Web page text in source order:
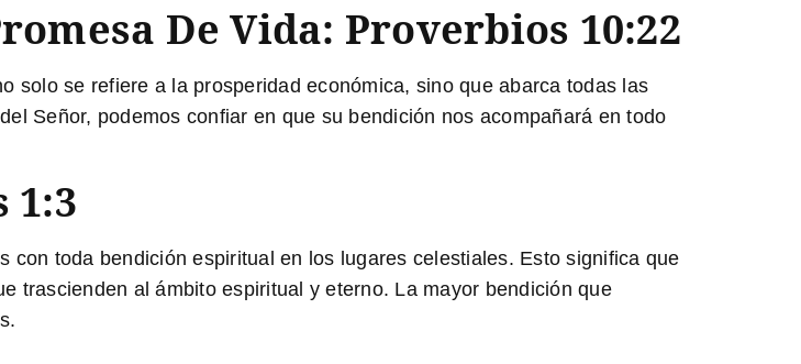
De Vida: Proverbios 10:22
solo se refiere a la prosperidad económica, sino que abarca todas las
Señor, podemos confiar en que su bendición nos acompañará en todo
1:3
toda bendición espiritual en los lugares celestiales. Esto significa que
trascienden al ámbito espiritual y eterno. La mayor bendición que